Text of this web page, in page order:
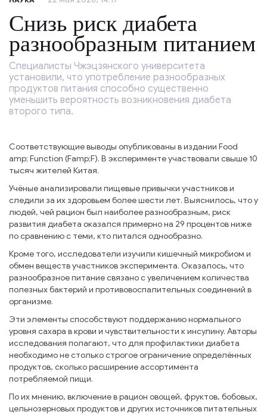
Снизь риск диабета
разнообразным питанием
Специалисты Чжэцзянского университета
установили, что употребление разнообразных
продуктов питания способно существенно
уменьшить вероятность возникновения диабета
второго типа.
Соответствующие выводы опубликованы в издании Food
amp; Function (Famp;F). В эксперименте участвовали свыше 10
тысяч жителей Китая.
Учёные анализировали пищевые привычки участников и
следили за их здоровьем более шести лет. Выяснилось, что у
людей, чей рацион был наиболее разнообразным, риск
развития диабета оказался примерно на 29 процентов ниже
по сравнению с теми, кто питался однообразно.
Кроме того, исследователи изучили кишечный микробиом и
обмен веществ участников эксперимента. Оказалось, что
разнообразное питание связано с увеличением количества
полезных бактерий и противовоспалительных соединений в
организме.
Эти элементы способствуют поддержанию нормального
уровня сахара в крови и чувствительности к инсулину. Авторы
исследования полагают, что для профилактики диабета
необходимо не столько строгое ограничение определённых
продуктов, сколько расширение ассортимента
потребляемой пищи.
По их мнению, включение в рацион овощей, фруктов, бобовых,
цельнозерновых продуктов и других источников питательных